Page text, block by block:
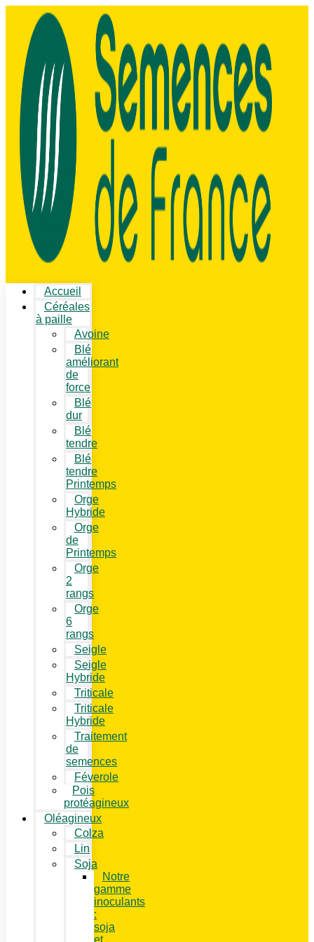
Accueil
Céréales
à paille
Avoine
Blé
améliorant
de
force
Blé
dur
Blé
tendre
Blé
tendre
Printemps
Orge
Hybride
Orge
de
Printemps
Orge
2
rangs
Orge
6
rangs
Seigle
Seigle
Hybride
Triticale
Triticale
Hybride
Traitement
de
semences
Féverole
Pois
protéagineux
Oléagineux
Colza
Lin
Soja
Notre
gamme
inoculants
:
soja
et